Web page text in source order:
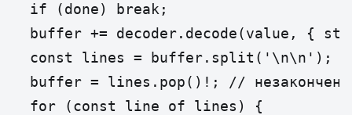
  if (done) break;
buffer += decoder.decode(value, {
  const lines = buffer.split('\n\n');
buffer = lines.pop()!; //
  for (const line of lines) {